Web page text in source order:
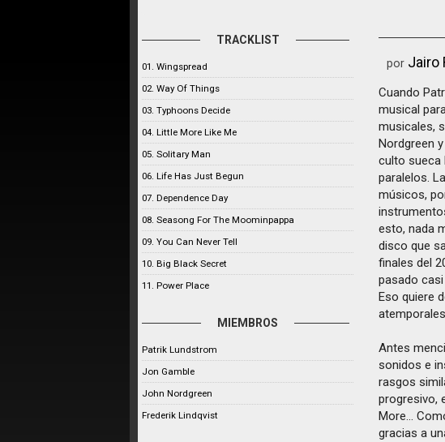
TRACKLIST
01. Wingspread
02. Way Of Things
03. Typhoons Decide
04. Little More Like Me
05. Solitary Man
06. Life Has Just Begun
07. Dependence Day
08. Seasong For The Moominpappa
09. You Can Never Tell
10. Big Black Secret
11. Power Place
MIEMBROS
Patrik Lundstrom
Jon Gamble
John Nordgreen
Frederik Lindqvist
por Jairo
Cuando
musical
musicales,
Nordgreen
culto sueca
paralelos.
músicos,
esto, nada
disco que
finales del
pasado
Eso quiere
Antes
sonidos e
rasgos
progresivo,
More...
gracias a